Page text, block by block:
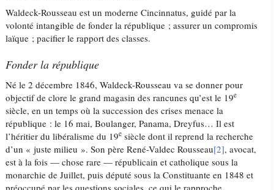
Waldeck-Rousseau est un moderne Cincinnatus, guidé par la
volonté intangible de fonder la république ; assurer un compromis
laïque ; pacifier le rapport des classes.
Fonder la république
Né le 2 décembre 1846, Waldeck-Rousseau va se donner pour
objectif de clore le grand magasin des rancunes qu’est le 19e
siècle, en un temps où la succession des crises menace la
république : le 16 mai, Boulanger, Panama, Dreyfus… Il est
l’héritier du libéralisme du 19e siècle dont il reprend la recherche
d’un « juste milieu ». Son père René-Valdec Rousseau[2], avocat,
est à la fois — chose rare — républicain et catholique sous la
monarchie de Juillet, puis député sous la Constituante en 1848 et
préoccupé par les questions sociales, ce qui le rapproche